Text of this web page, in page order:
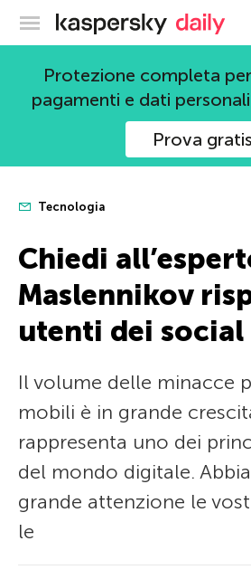
Blog
Protezione completa
pagamenti e dati
Prova gratis
Tecnologia
Chiedi
Maslennikov
utenti dei
Il volume delle minacce
mobili è in grande
rappresenta uno dei
del mondo digitale.
grande attenzione le
le